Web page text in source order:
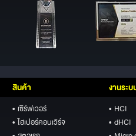
สินค้า
• เซิร์ฟเวอร์
• ไฮเปอร์คอนเวิร์จ
งานระบ
• HCI
• dHCI